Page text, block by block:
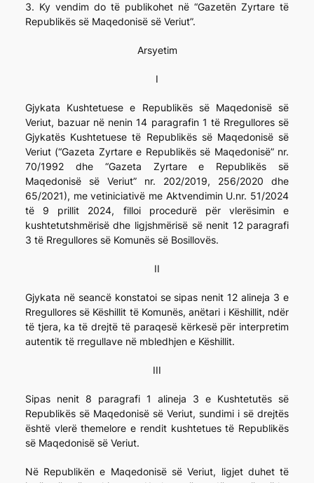
3. Ky vendim do të publikohet në “Gazetën Zyrtare të
Republikës së Maqedonisë së Veriut”.
Arsyetim
I
Gjykata Kushtetuese e Republikës së Maqedonisë së
Veriut, bazuar në nenin 14 paragrafin 1 të Rregullores së
Gjykatës Kushtetuese të Republikës së Maqedonisë së
Veriut (“Gazeta Zyrtare e Republikës së Maqedonisë” nr.
70/1992 dhe “Gazeta Zyrtare e Republikës së
Maqedonisë së Veriut” nr. 202/2019, 256/2020 dhe
65/2021), me vetiniciativë me Aktvendimin U.nr. 51/2024
të 9 prillit 2024, filloi procedurë për vlerësimin e
kushtetutshmërisë dhe ligjshmërisë së nenit 12 paragrafi
3 të Rregullores së Komunës së Bosillovës.
II
Gjykata në seancë konstatoi se sipas nenit 12 alineja 3 e
Rregullores së Këshillit të Komunës, anëtari i Këshillit, ndër
të tjera, ka të drejtë të paraqesë kërkesë për interpretim
autentik të rregullave në mbledhjen e Këshillit.
III
Sipas nenit 8 paragrafi 1 alineja 3 e Kushtetutës së
Republikës së Maqedonisë së Veriut, sundimi i së drejtës
është vlerë themelore e rendit kushtetues të Republikës
së Maqedonisë së Veriut.
Në Republikën e Maqedonisë së Veriut, ligjet duhet të